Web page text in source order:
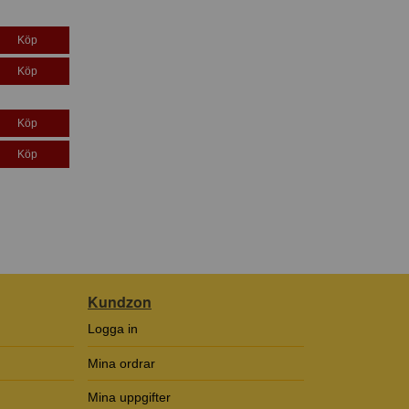
Köp
Köp
Köp
Köp
Kundzon
Logga in
Mina ordrar
Mina uppgifter